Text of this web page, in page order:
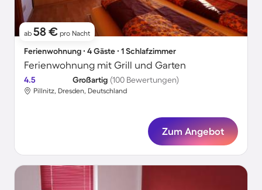
ab 58 € pro Nacht
Ferienwohnung ∙ 4 Gäste ∙ 1 Schlafzimmer
Ferienwohnung mit Grill und Garten
4.5 Großartig (100 Bewertungen)
Pillnitz, Dresden, Deutschland
Zum Angebot